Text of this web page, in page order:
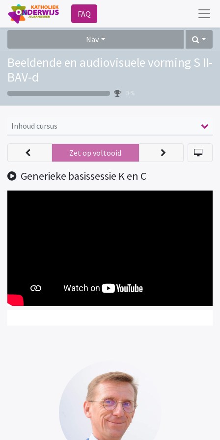
FAQ
Nav
Beeldende en audiovisuele vorming S II-
BAV-d
0 %
Inhoud cursus
Generieke basissessie K en C
Zet op voltooid